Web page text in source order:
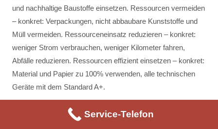
und nachhaltige Baustoffe einsetzen. Ressourcen vermeiden
– konkret: Verpackungen, nicht abbaubare Kunststoffe und
Müll vermeiden. Ressourceneinsatz reduzieren – konkret:
weniger Strom verbrauchen, weniger Kilometer fahren,
Abfälle reduzieren. Ressourcen effizient einsetzen – konkret:
Material und Papier zu 100% verwenden, alle technischen
Geräte mit dem Standard A+.
Service-Telefon